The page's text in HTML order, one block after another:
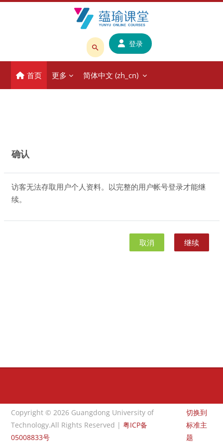
搜
课
程
登录
首页 更多 简体中文 ‎(zh_cn)‎
确认
访客无法存取用户个人资料。以完整的用户帐号登录才能继
续。
取消 继续
版块
Copyright © 2026 Guangdong University of
Technology.All Rights Reserved |粤ICP备
05008833号
切换到
标准主
题